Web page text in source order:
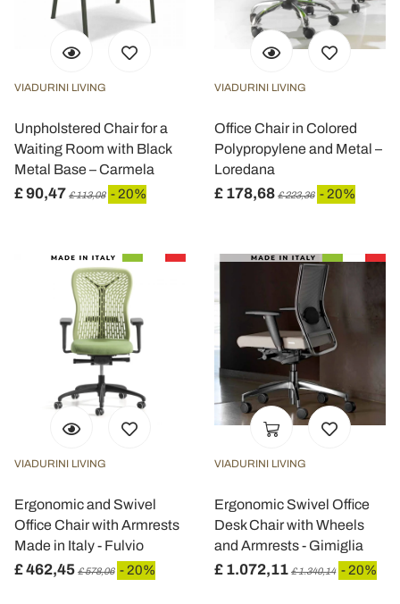
VIADURINI LIVING
Unpholstered Chair for a
Waiting Room with Black
Metal Base – Carmela
£ 90,47 £ 113,08 - 20%
VIADURINI LIVING
Office Chair in Colored
Polypropylene and Metal –
Loredana
£ 178,68 £ 223,36 - 20%
VIADURINI LIVING
Ergonomic and Swivel
Office Chair with Armrests
Made in Italy - Fulvio
£ 462,45 £ 578,06 - 20%
VIADURINI LIVING
Ergonomic Swivel Office
Desk Chair with Wheels
and Armrests - Gimiglia
£ 1.072,11 £ 1.340,14 - 20%